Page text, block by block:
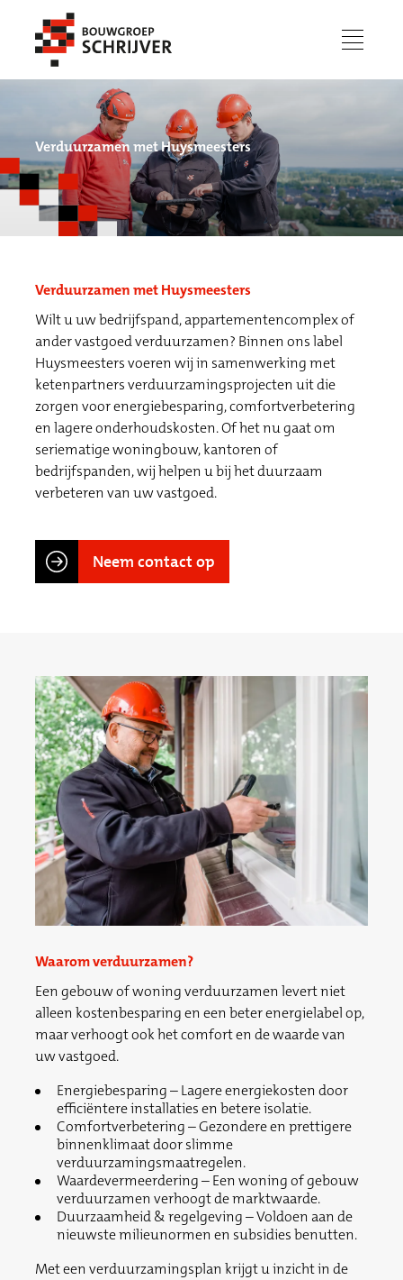
menu
Werken bij
Verduurzamen met Huysmeesters
Verduurzamen met Huysmeesters
Wilt u uw bedrijfspand, appartementencomplex of
ander vastgoed verduurzamen? Binnen ons label
Huysmeesters voeren wij in samenwerking met
ketenpartners verduurzamingsprojecten uit die
zorgen voor energiebesparing, comfortverbetering
en lagere onderhoudskosten. Of het nu gaat om
seriematige woningbouw, kantoren of
bedrijfspanden, wij helpen u bij het duurzaam
verbeteren van uw vastgoed.
Neem contact op
Waarom verduurzamen?
Een gebouw of woning verduurzamen levert niet
alleen kostenbesparing en een beter energielabel op,
maar verhoogt ook het comfort en de waarde van
uw vastgoed.
Energiebesparing – Lagere energiekosten door
efficiëntere installaties en betere isolatie.
Comfortverbetering – Gezondere en prettigere
binnenklimaat door slimme
verduurzamingsmaatregelen.
Waardevermeerdering – Een woning of gebouw
verduurzamen verhoogt de marktwaarde.
Duurzaamheid & regelgeving – Voldoen aan de
nieuwste milieunormen en subsidies benutten.
Met een verduurzamingsplan krijgt u inzicht in de